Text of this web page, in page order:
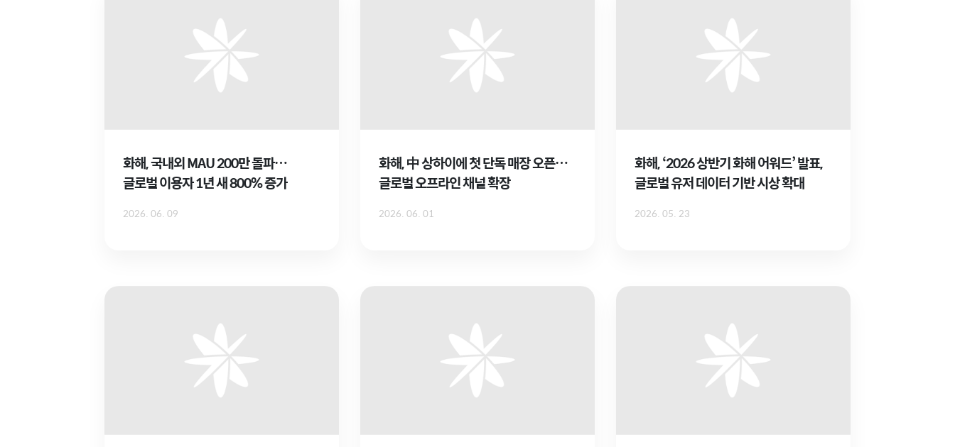
화해, 국내외 MAU 200만 돌파…
글로벌 이용자 1년 새 800% 증가
2026. 06. 09
화해, 中 상하이에 첫 단독 매장 오픈…
글로벌 오프라인 채널 확장
2026. 06. 01
화해, ‘2026 상반기 화해 어워드’ 발표,
글로벌 유저 데이터 기반 시상 확대
2026. 05. 23